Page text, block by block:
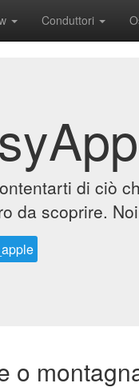
Conduttori
di ciò
da scoprire.
o